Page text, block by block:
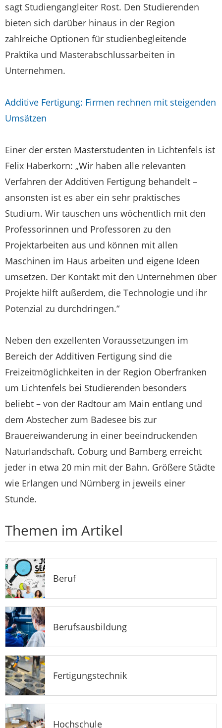
sagt Studiengangleiter Rost. Den Studierenden
bieten sich darüber hinaus in der Region
zahlreiche Optionen für studienbegleitende
Praktika und Masterabschlussarbeiten in
Unternehmen.
Additive Fertigung: Firmen rechnen mit steigenden
Umsätzen
Einer der ersten Masterstudenten in Lichtenfels ist
Felix Haberkorn: „Wir haben alle relevanten
Verfahren der Additiven Fertigung behandelt –
ansonsten ist es aber ein sehr praktisches
Studium. Wir tauschen uns wöchentlich mit den
Professorinnen und Professoren zu den
Projektarbeiten aus und können mit allen
Maschinen im Haus arbeiten und eigene Ideen
umsetzen. Der Kontakt mit den Unternehmen über
Projekte hilft außerdem, die Technologie und ihr
Potenzial zu durchdringen.“
Neben den exzellenten Voraussetzungen im
Bereich der Additiven Fertigung sind die
Freizeitmöglichkeiten in der Region Oberfranken
um Lichtenfels bei Studierenden besonders
beliebt – von der Radtour am Main entlang und
dem Abstecher zum Badesee bis zur
Brauereiwanderung in einer beeindruckenden
Naturlandschaft. Coburg und Bamberg erreicht
jeder in etwa 20 min mit der Bahn. Größere Städte
wie Erlangen und Nürnberg in jeweils einer
Stunde.
Themen im Artikel
Beruf
Berufsausbildung
Fertigungstechnik
Hochschule